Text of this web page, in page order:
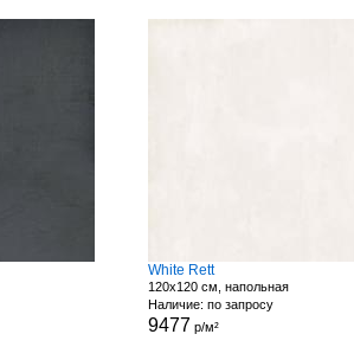
White Rett
120x120 см, напольная
Наличие: по запросу
9477 р/м²